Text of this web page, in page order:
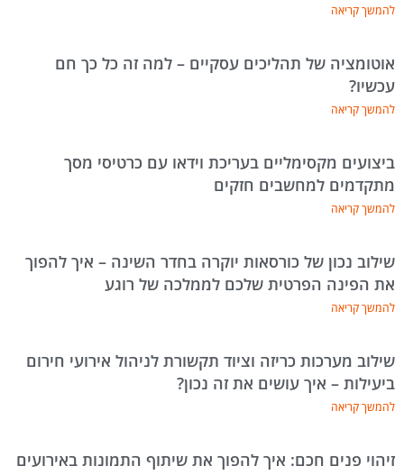
להמשך קריאה
אוטומציה של תהליכים עסקיים – למה זה כל כך חם
עכשיו?
להמשך קריאה
ביצועים מקסימליים בעריכת וידאו עם כרטיסי מסך
מתקדמים למחשבים חזקים
להמשך קריאה
שילוב נכון של כורסאות יוקרה בחדר השינה – איך להפוך
את הפינה הפרטית שלכם לממלכה של רוגע
להמשך קריאה
שילוב מערכות כריזה וציוד תקשורת לניהול אירועי חירום
ביעילות – איך עושים את זה נכון?
להמשך קריאה
זיהוי פנים חכם: איך להפוך את שיתוף התמונות באירועים